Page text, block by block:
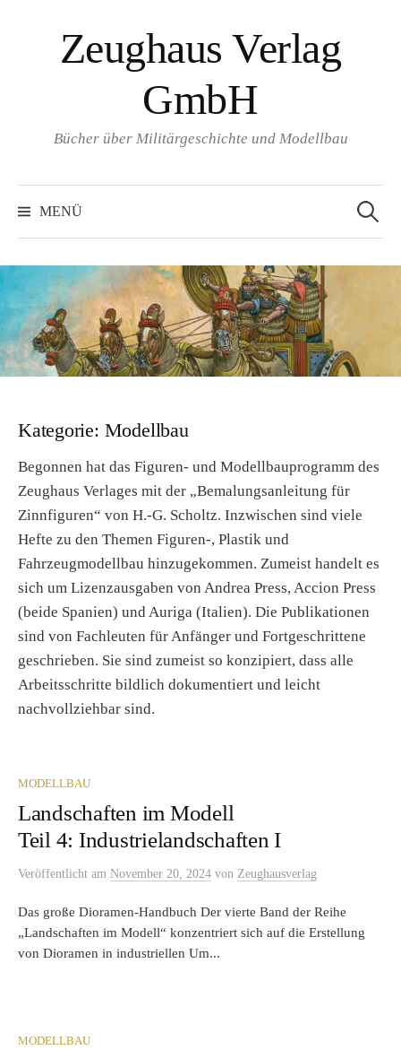
Zeughaus Verlag
GmbH
Bücher über Militärgeschichte und Modellbau
MENÜ
nach:
Kategorie: Modellbau
Begonnen hat das Figuren- und Modellbauprogramm des
Zeughaus Verlages mit der „Bemalungsanleitung für
Zinnfiguren“ von H.-G. Scholtz. Inzwischen sind viele
Hefte zu den Themen Figuren-, Plastik und
Fahrzeugmodellbau hinzugekommen. Zumeist handelt es
sich um Lizenzausgaben von Andrea Press, Accion Press
(beide Spanien) und Auriga (Italien). Die Publikationen
sind von Fachleuten für Anfänger und Fortgeschrittene
geschrieben. Sie sind zumeist so konzipiert, dass alle
Arbeitsschritte bildlich dokumentiert und leicht
nachvollziehbar sind.
MODELLBAU
Landschaften im Modell
Teil 4: Industrielandschaften I
Veröffentlicht am November 20, 2024 von Zeughausverlag
Das große Dioramen-Handbuch Der vierte Band der Reihe
„Landschaften im Modell“ konzentriert sich auf die Erstellung
von Dioramen in industriellen Um...
MODELLBAU